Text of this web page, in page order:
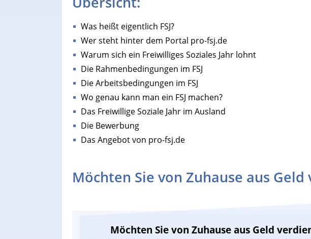
Was heißt eigentlich FSJ?
Wer steht hinter dem Portal pro-fsj.de
Warum sich ein Freiwilliges Soziales Jahr lohnt
Die Rahmenbedingungen im FSJ
Die Arbeitsbedingungen im FSJ
Wo genau kann man ein FSJ machen?
Das Freiwillige Soziale Jahr im Ausland
Die Bewerbung
Das Angebot von pro-fsj.de
Möchten Sie von Zuhause aus Geld
Möchten Sie von Zuhause aus Geld